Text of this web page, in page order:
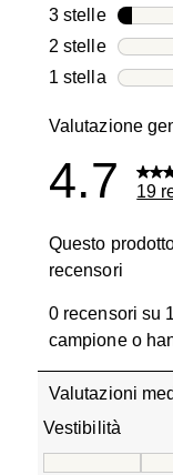
3 stellestelle
2 stellestelle
1 stellastelle
Valutazione
4.7 19
Questo
recensori
0 recensori su
campione o
Valutazioni
Vestibilità